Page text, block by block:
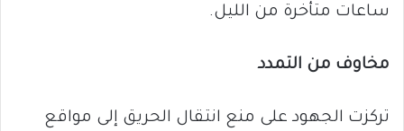
ساعات متأخرة من الليل.
مخاوف من التمدد
تركزت الجهود على منع انتقال الحريق إلى مواقع